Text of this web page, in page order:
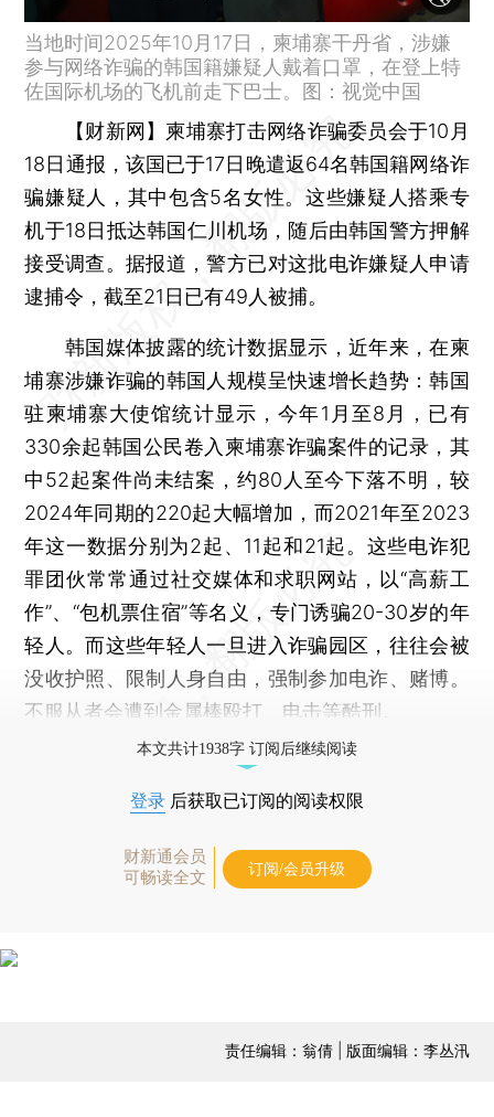
当地时间2025年10月17日，柬埔寨干丹省，涉嫌
参与网络诈骗的韩国籍嫌疑人戴着口罩，在登上特
佐国际机场的飞机前走下巴士。图：视觉中国
【财新网】 柬埔寨打击网络诈骗委员会于10月
18日通报，该国已于17日晚遣返64名韩国籍网络诈
骗嫌疑人，其中包含5名女性。这些嫌疑人搭乘专
机于18日抵达韩国仁川机场，随后由韩国警方押解
接受调查。据报道，警方已对这批电诈嫌疑人申请
逮捕令，截至21日已有49人被捕。
韩国媒体披露的统计数据显示，近年来，在柬
埔寨涉嫌诈骗的韩国人规模呈快速增长趋势：韩国
驻柬埔寨大使馆统计显示，今年1月至8月，已有
330余起韩国公民卷入柬埔寨诈骗案件的记录，其
中52起案件尚未结案，约80人至今下落不明，较
2024年同期的220起大幅增加，而2021年至2023
年这一数据分别为2起、11起和21起。这些电诈犯
罪团伙常常通过社交媒体和求职网站，以“高薪工
作”、“包机票住宿”等名义，专门诱骗20-30岁的年
轻人。而这些年轻人一旦进入诈骗园区，往往会被
没收护照、限制人身自由，强制参加电诈、赌博。
不服从者会遭到金属棒殴打、电击等酷刑。
本文共计1938字 订阅后继续阅读
登录 后获取已订阅的阅读权限
财新通会员
可畅读全文
订阅/会员升级
责任编辑：翁倩 | 版面编辑：李丛汛